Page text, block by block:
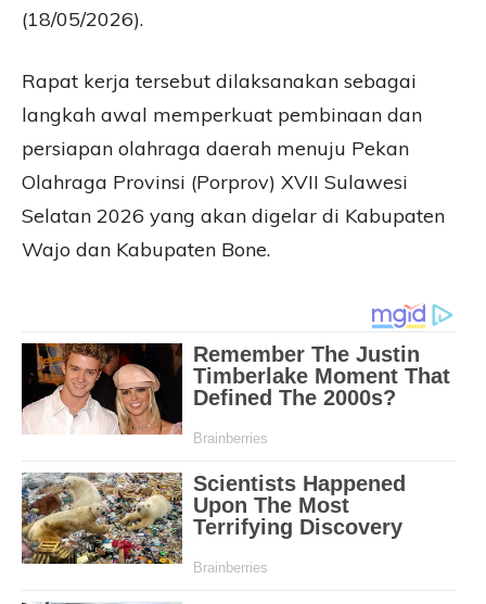
(18/05/2026).
Rapat kerja tersebut dilaksanakan sebagai
langkah awal memperkuat pembinaan dan
persiapan olahraga daerah menuju Pekan
Olahraga Provinsi (Porprov) XVII Sulawesi
Selatan 2026 yang akan digelar di Kabupaten
Wajo dan Kabupaten Bone.